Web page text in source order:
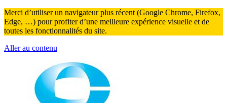
Merci d’utiliser un navigateur plus récent (Google Chrome, Firefox,
Edge, …) pour profiter d’une meilleure expérience visuelle et de
toutes les fonctionnalités du site.
Aller au contenu